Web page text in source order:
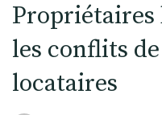
Propriétaires
les conflits
locataires